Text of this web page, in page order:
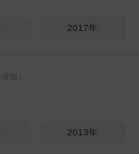
2017年
2013年